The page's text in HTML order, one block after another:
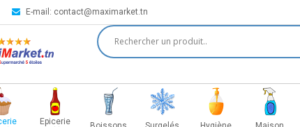
E-mail: contact@maximarket.tn
Epicerie